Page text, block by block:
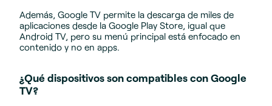
Además, Google TV permite la descarga de miles de
aplicaciones desde la Google Play Store, igual que
Android TV, pero su menú principal está enfocado en
contenido y no en apps.
¿Qué dispositivos son compatibles con Google
TV?